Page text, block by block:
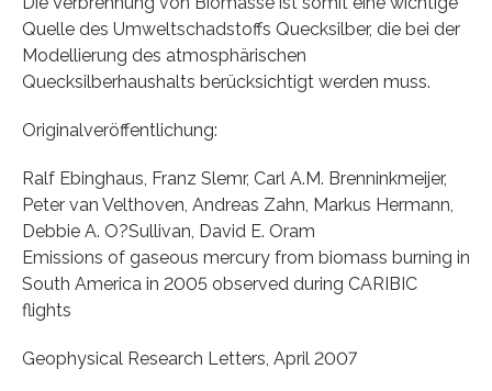
Quelle des Umweltschadstoffs Quecksilber, die bei der
Modellierung des atmosphärischen
Quecksilberhaushalts berücksichtigt werden muss.
Originalveröffentlichung:
Ralf Ebinghaus, Franz Slemr, Carl A.M. Brenninkmeijer,
Peter van Velthoven, Andreas Zahn, Markus Hermann,
Debbie A. O?Sullivan, David E. Oram
Emissions of gaseous mercury from biomass burning in
South America in 2005 observed during CARIBIC
flights
Geophysical Research Letters, April 2007